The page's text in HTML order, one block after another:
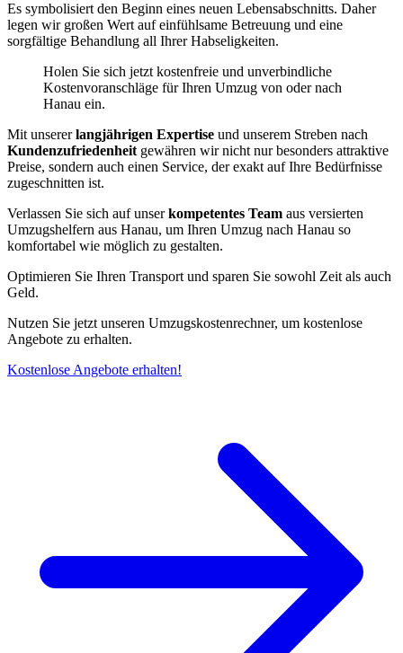
Es symbolisiert den Beginn eines neuen Lebensabschnitts. Daher
legen wir großen Wert auf einfühlsame Betreuung und eine
sorgfältige Behandlung all Ihrer Habseligkeiten.
Holen Sie sich jetzt kostenfreie und unverbindliche
Kostenvoranschläge für Ihren Umzug von oder nach
Hanau ein.
Mit unsererlangjährigen Expertise und unserem Streben nach
Kundenzufriedenheit gewähren wir nicht nur besonders attraktive
Preise, sondern auch einen Service, der exakt auf Ihre Bedürfnisse
zugeschnitten ist.
Verlassen Sie sich auf unserkompetentes Team aus versierten
Umzugshelfern aus Hanau, um Ihren Umzug nach Hanau so
komfortabel wie möglich zu gestalten.
Optimieren Sie Ihren Transport und sparen Sie sowohl Zeit als auch
Geld.
Nutzen Sie jetzt unseren Umzugskostenrechner, um kostenlose
Angebote zu erhalten.
Kostenlose Angebote erhalten!